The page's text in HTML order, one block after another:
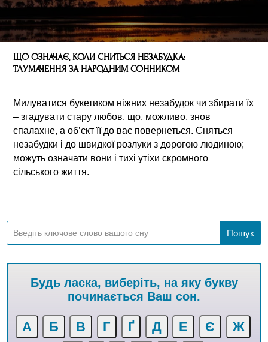
ЩО ОЗНАЧАЄ, КОЛИ СНИТЬСЯ НЕЗАБУДКА:
ТЛУМАЧЕННЯ ЗА НАРОДНИМ СОННИКОМ
Милуватися букетиком ніжних незабудок чи збирати їх
– згадувати стару любов, що, можливо, знов
спалахне, а об’єкт її до вас повернеться. Сняться
незабудки і до швидкої розлуки з дорогою людиною;
можуть означати вони і тихі утіхи скромного
сільського життя.
Будь ласка, виберіть, на яку букву
починається Ваш сон.
А Б В Г Ґ Д Е Є Ж